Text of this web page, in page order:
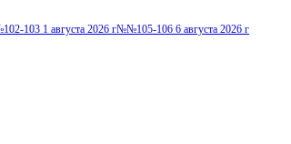
103 1 августа 2026 г№№105-106 6 августа 2026 г